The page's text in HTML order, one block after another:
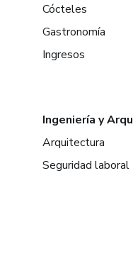
Cócteles
Gastronomía
Ingresos
Ingeniería y
Arquitectura
Seguridad laboral